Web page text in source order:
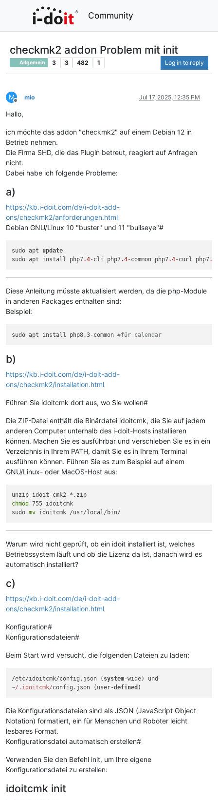
Community
checkmk2 addon Problem mit init
Allgemein 3 3 482 1 Log in to reply
M
Offline
mio Jul 17, 2025, 12:35 PM
Hallo,
ich möchte das addon "checkmk2" auf einem Debian 12 in
Betrieb nehmen.
Die Firma SHD, die das Plugin betreut, reagiert auf Anfragen
nicht.
Dabei habe ich folgende Probleme:
a)
https://kb.i-doit.com/de/i-doit-add-
ons/checkmk2/anforderungen.html
Debian GNU/Linux 10 "buster" und 11 "bullseye"#
sudo apt update
sudo apt install php7.4- cli php7.4- common php7.4- curl php7.4
Diese Anleitung müsste aktualisiert werden, da die php-Module
in anderen Packages enthalten sind:
Beispiel:
sudo apt install php8.3-common #für calendar
b)
https://kb.i-doit.com/de/i-doit-add-
ons/checkmk2/installation.html
Führen Sie idoitcmk dort aus, wo Sie wollen#
Die ZIP-Datei enthält die Binärdatei idoitcmk, die Sie auf jedem
anderen Computer unterhalb des i-doit-Hosts installieren
können. Machen Sie es ausführbar und verschieben Sie es in ein
Verzeichnis in Ihrem PATH, damit Sie es in Ihrem Terminal
ausführen können. Führen Sie es zum Beispiel auf einem
GNU/Linux- oder MacOS-Host aus:
chmod
755 idoitcmk
sudo mv
Warum wird nicht geprüft, ob ein idoit installiert ist, welches
Betriebssystem läuft und ob die Lizenz da ist, danach wird es
automatisch installiert?
c)
https://kb.i-doit.com/de/i-doit-add-
ons/checkmk2/installation.html
Konfiguration#
Konfigurationsdateien#
Beim Start wird versucht, die folgenden Dateien zu laden:
/etc/idoitcmk/config.json ( system-wide) und
~/.idoitcmk/config.json (user-defined
Die Konfigurationsdateien sind als JSON (JavaScript Object
Notation) formatiert, ein für Menschen und Roboter leicht
lesbares Format.
Konfigurationsdatei automatisch erstellen#
Verwenden Sie den Befehl init, um Ihre eigene
Konfigurationsdatei zu erstellen:
idoitcmk init